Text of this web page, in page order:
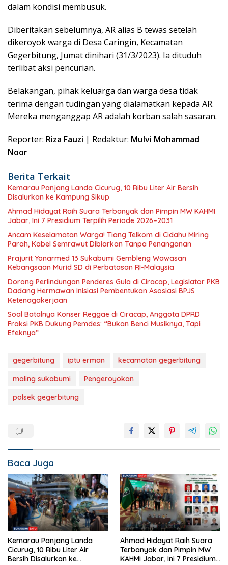
dalam kondisi membusuk.
Diberitakan sebelumnya, AR alias B tewas setelah
dikeroyok warga di Desa Caringin, Kecamatan
Gegerbitung, Jumat dinihari (31/3/2023). Ia dituduh
terlibat aksi pencurian.
Belakangan, pihak keluarga dan warga desa tidak
terima dengan tudingan yang dialamatkan kepada AR.
Mereka menganggap AR adalah korban salah sasaran.
Reporter: Riza Fauzi | Redaktur: Mulvi Mohammad
Noor
Berita Terkait
Kemarau Panjang Landa Cicurug, 10 Ribu Liter Air Bersih
Disalurkan ke Kampung Sikup
Ahmad Hidayat Raih Suara Terbanyak dan Pimpin MW KAHMI
Jabar, Ini 7 Presidium Terpilih Periode 2026–2031
Ancam Keselamatan Warga! Tiang Telkom di Cidahu Miring
Parah, Kabel Semrawut Dibiarkan Tanpa Penanganan
Prajurit Yonarmed 13 Sukabumi Gembleng Wawasan
Kebangsaan Murid SD di Perbatasan RI-Malaysia
Dorong Perlindungan Penderes Gula di Ciracap, Legislator PKB
Dadang Hermawan Inisiasi Pembentukan Asosiasi BPJS
Ketenagakerjaan
Soal Batalnya Konser Reggae di Ciracap, Anggota DPRD
Fraksi PKB Dukung Pemdes: “Bukan Benci Musiknya, Tapi
Efeknya”
gegerbitung iptu erman
kecamatan gegerbitung
maling sukabumi
Pengeroyokan
polsek gegerbitung
Baca Juga
Kemarau Panjang Landa
Cicurug, 10 Ribu Liter Air
Bersih Disalurkan ke
Ahmad Hidayat Raih Suara
Terbanyak dan Pimpin MW
KAHMI Jabar, Ini 7 Presidium